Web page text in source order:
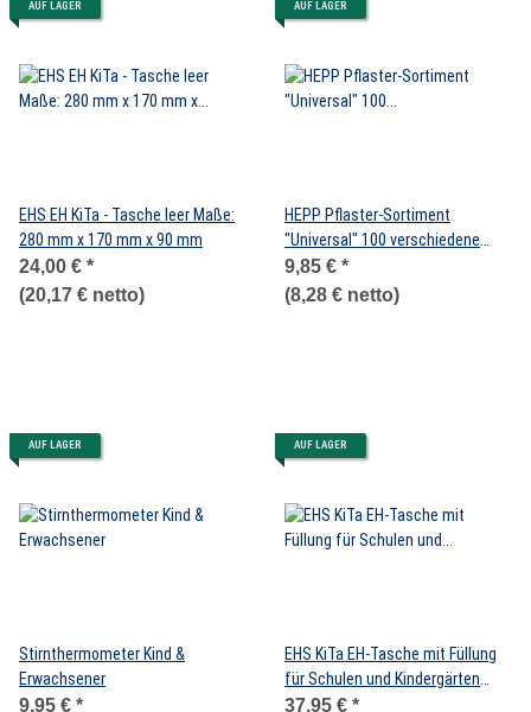
AUF LAGER
EHS EH KiTa - Tasche leer Maße:
280 mm x 170 mm x 90 mm
24,00 € *
(20,17 € netto)
AUF LAGER
HEPP Pflaster-Sortiment
"Universal" 100 verschiedene
Pflaster
9,85 € *
(8,28 € netto)
AUF LAGER
Stirnthermometer Kind &
Erwachsener
9,95 € *
AUF LAGER
EHS KiTa EH-Tasche mit Füllung
für Schulen und Kindergärten
Maße: 280 mm x 170 mm x 90
37,95 € *